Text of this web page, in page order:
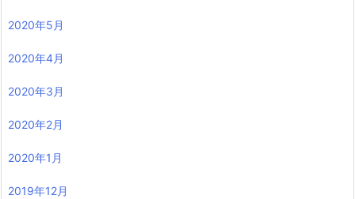
2020年5月
2020年4月
2020年3月
2020年2月
2020年1月
2019年12月